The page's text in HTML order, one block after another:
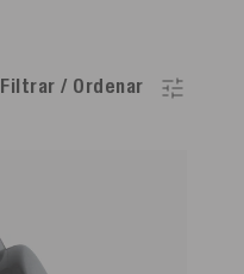
Filtrar / Ordenar